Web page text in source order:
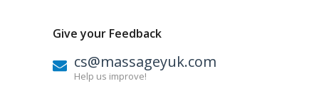
Give your Feedback
cs@massageyuk.com
Help us improve!